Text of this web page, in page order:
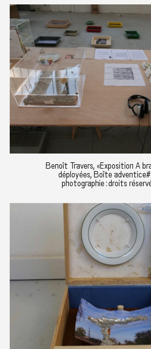
Benoît Travers, «Exposition A
déployées, Boîte
photographie : droits